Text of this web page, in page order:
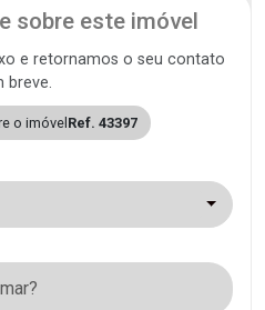
sobre este imóvel
e retornamos o seu contato
breve.
o imóvelRef. 43397